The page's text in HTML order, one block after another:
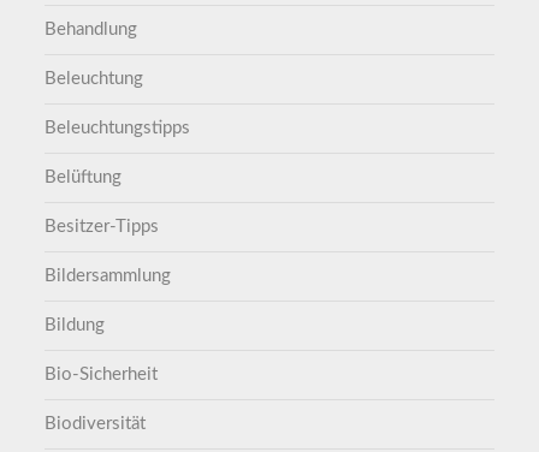
Behandlung
Beleuchtung
Beleuchtungstipps
Belüftung
Besitzer-Tipps
Bildersammlung
Bildung
Bio-Sicherheit
Biodiversität